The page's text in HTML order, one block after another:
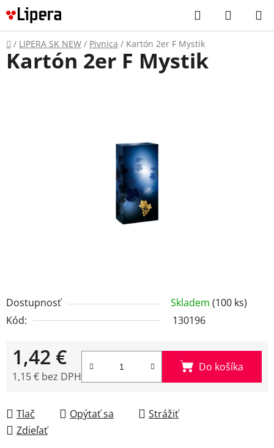
Prejsť
na
obsah
Hľadať
KOŠÍK
Domov
/ LIPERA SK NEW / Pivnica / Kartón 2er F Mystik
Dostupnosť Skladem (100 ks)
Kód:
130196
1,42 €
1,15 € bez DPH
Do košíka
Tlač Opýtať sa
Strážiť
Zdieľať
Kartón 2er F Mystik